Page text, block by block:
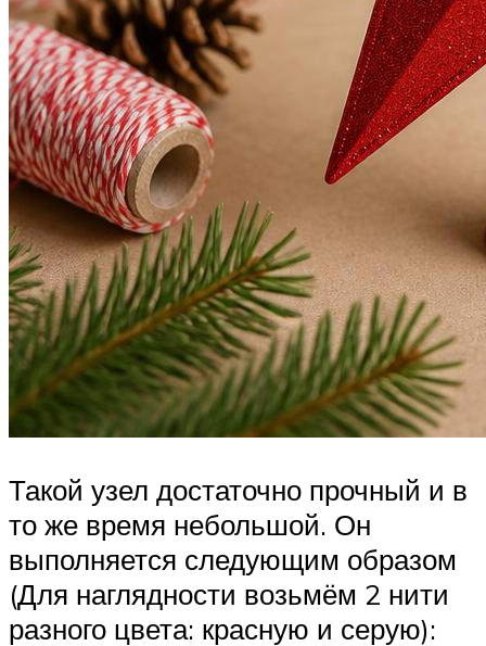
Такой узел достаточно прочный и в
то же время небольшой. Он
выполняется следующим образом
(Для наглядности возьмём 2 нити
разного цвета: красную и серую):